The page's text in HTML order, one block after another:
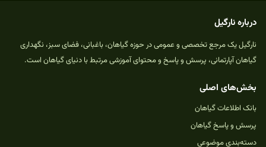
درباره نارگیل
نارگیل یک مرجع تخصصی و عمومی در حوزه گیاهان، باغبانی، فضای سبز، نگهداری
گیاهان آپارتمانی، پرسش و پاسخ و محتوای آموزشی مرتبط با دنیای گیاهان است.
بخش‌های اصلی
بانک اطلاعات گیاهان
پرسش و پاسخ گیاهان
دسته‌بندی موضوعی